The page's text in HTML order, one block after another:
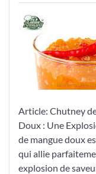
de
Doux,
Article: Chutney
Doux : Une
de mangue doux
qui allie
explosion de